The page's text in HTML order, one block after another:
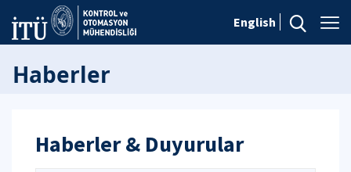
English
Haberler
Haberler & Duyurular